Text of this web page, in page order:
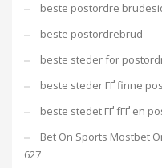
beste postordre
beste postordrebrud
beste steder for
beste steder ГҐ finne
beste stedet ГҐ fГҐ en
Bet On Sports Mostbet
627